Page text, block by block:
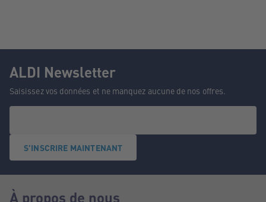
ALDI Newsletter
Saisissez vos données et ne manquez aucune de nos offres.
S'INSCRIRE MAINTENANT
À propos de nous